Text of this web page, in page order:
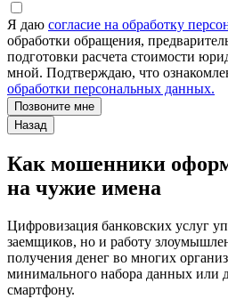
Я даю согласие на обработку
обработки обращения,
подготовки расчета стоимости
мной. Подтверждаю, что
обработки персональных данных.
Позвоните мне
Назад
Как мошенники
на чужие имена
Цифровизация банковских услуг
заемщиков, но и работу
получения денег во многих
минимального набора данных или
смартфону.